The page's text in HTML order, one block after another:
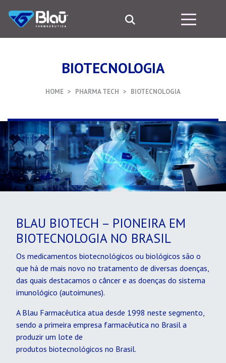
BIOTECNOLOGIA
HOME PHARMA TECH BIOTECNOLOGIA
BLAU BIOTECH – PIONEIRA EM
BIOTECNOLOGIA NO BRASIL
Os medicamentos biotecnológicos ou biológicos são o
que há de mais novo no tratamento de diversas doenças,
das quais destacamos o câncer e as doenças do sistema
imunológico (autoimunes).
A Blau Farmacêutica atua desde 1998 neste segmento,
sendo a primeira empresa farmacêutica no Brasil a
produzir um lote de
produtos biotecnológicos no Brasil.